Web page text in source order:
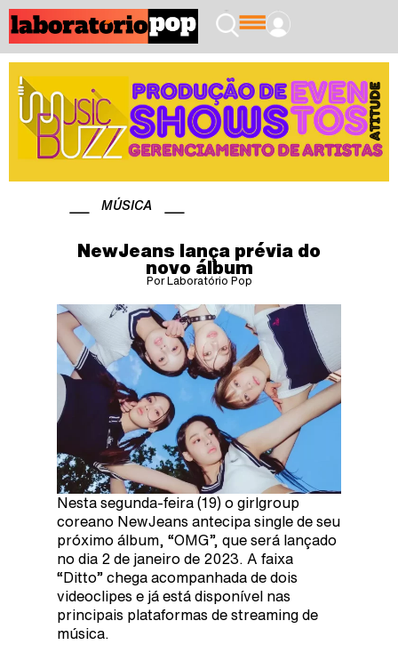
MÚSICA
NewJeans lança prévia do
novo álbum
Por Laboratório Pop
Nesta segunda-feira (19) o girlgroup
coreano NewJeans antecipa single de seu
próximo álbum, “OMG”, que será lançado
no dia 2 de janeiro de 2023. A faixa
“Ditto” chega acompanhada de dois
videoclipes e já está disponível nas
principais plataformas de streaming de
música.